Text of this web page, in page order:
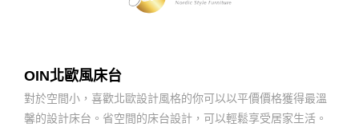
OIN北歐風床台
對於空間小，喜歡北歐設計風格的你可以以平價價格獲得最溫
馨的設計床台。省空間的床台設計，可以輕鬆享受居家生活。